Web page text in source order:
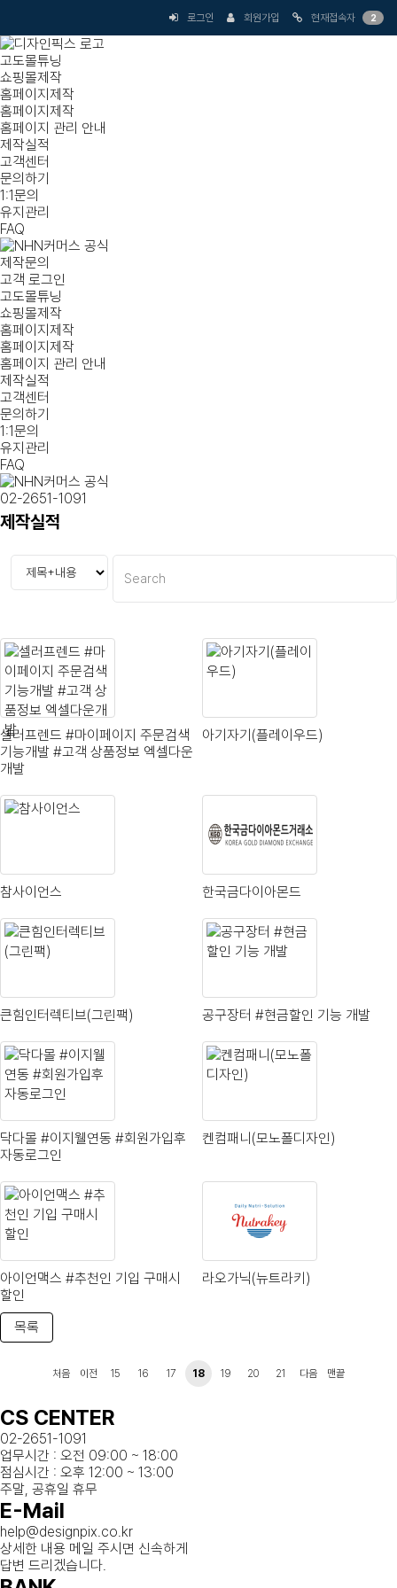
로그인 회원가입 현재접속자 2
고도몰튜닝
쇼핑몰제작
홈페이지제작
홈페이지제작
홈페이지 관리 안내
제작실적
고객센터
문의하기
1:1문의
유지관리
FAQ
제작문의
고객 로그인
고도몰튜닝
쇼핑몰제작
홈페이지제작
홈페이지제작
홈페이지 관리 안내
제작실적
고객센터
문의하기
1:1문의
유지관리
FAQ
02-2651-1091
제작실적
셀러프렌드 #마이페이지 주문검색
기능개발 #고객 상품정보 엑셀다운
개발
아기자기(플레이우드)
참사이언스 한국금다이아몬드
큰힘인터렉티브(그린팩) 공구장터 #현금할인 기능 개발
닥다몰 #이지웰연동 #회원가입후
자동로그인
켄컴패니(모노폴디자인)
아이언맥스 #추천인 기입 구매시
할인
라오가닉(뉴트라키)
목록
처음 이전 15 16 17 18 19 20 21 다음 맨끝
CS CENTER
02-2651-1091
업무시간 : 오전 09:00 ~ 18:00
점심시간 : 오후 12:00 ~ 13:00
주말, 공휴일 휴무
E-Mail
help@designpix.co.kr
상세한 내용 메일 주시면 신속하게
답변 드리겠습니다.